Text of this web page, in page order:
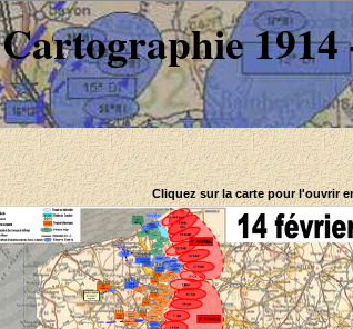
Cartographie 1914
Cliquez sur la carte pour l'ouvrir